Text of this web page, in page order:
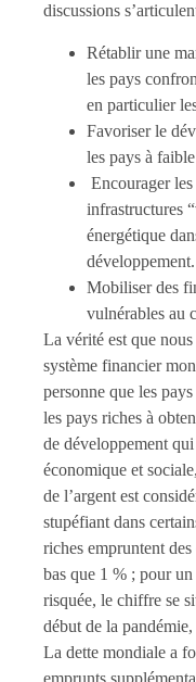
discussions
Rétablir une
les pays
en particulier
Favoriser le
les pays à
Encourager
infrastructures
énergétique
développement.
Mobiliser des
vulnérables au
La vérité est que
système financier
personne que les
les pays riches à
de développement
économique et
de l’argent est
stupéfiant dans
riches empruntent
bas que 1 % ; pour
risquée, le chiffre se
début de la
La dette mondiale a
emprunts